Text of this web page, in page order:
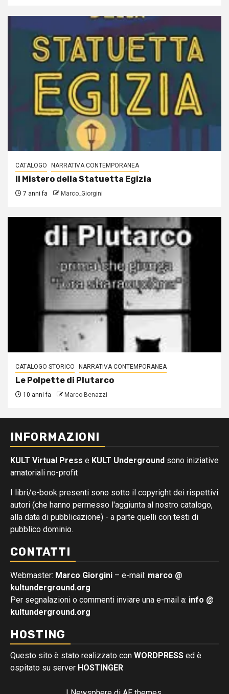
CATALOGO NARRATIVA CONTEMPORANEA
Il Mistero della Statuetta Egizia
7 anni fa Marco_Giorgini
CATALOGO STORICO NARRATIVA CONTEMPORANEA
Le Polpette di Plutarco
10 anni fa Marco Benazzi
INFORMAZIONI
KULT Virtual Press e KULT Underground sono iniziative
amatoriali no-profit
I libri/e-book presenti sono sotto il copyright dei rispettivi
autori (che hanno permesso l'aggiunta al nostro catalogo,
alla data di pubblicazione) - a parte quelli con testi di
pubblico dominio.
CONTATTI
Webmaster: Marco Giorgini – e-mail: marco @
kultunderground.org
Per segnalazioni o commenti inviare una e-mail a: info @
kultunderground.org
HOSTING
Questo sito è stato realizzato con WORDPRESS ed è
ospitato su server HOSTINGER